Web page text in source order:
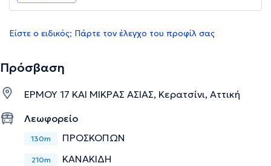
Είστε ο ειδικός; Πάρτε τον έλεγχο του προφίλ σας
Πρόσβαση
ΕΡΜΟΥ 17 ΚΑΙ ΜΙΚΡΑΣ ΑΣΙΑΣ, Κερατσίνι, Αττική
Λεωφορείο
130m ΠΡΟΣΚΟΠΩΝ
210m ΚΑΝΑΚΙΔΗ